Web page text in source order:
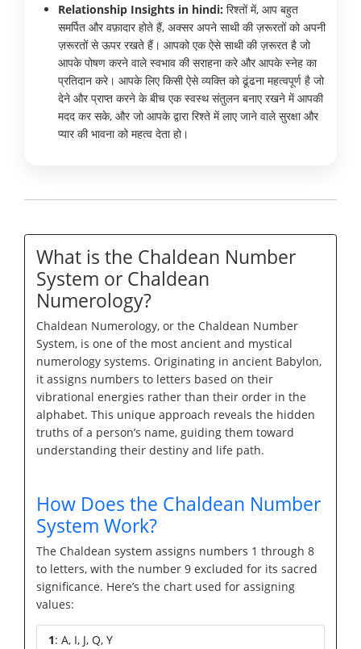
Relationship Insights in hindi: रिश्तों में, आप बहुत
समर्पित और वफ़ादार होते हैं, अक्सर अपने साथी की ज़रूरतों को अपनी
ज़रूरतों से ऊपर रखते हैं। आपको एक ऐसे साथी की ज़रूरत है जो
आपके पोषण करने वाले स्वभाव की सराहना करे और आपके स्नेह का
प्रतिदान करे। आपके लिए किसी ऐसे व्यक्ति को ढूंढना महत्वपूर्ण है जो
देने और प्राप्त करने के बीच एक स्वस्थ संतुलन बनाए रखने में आपकी
मदद कर सके, और जो आपके द्वारा रिश्ते में लाए जाने वाले सुरक्षा और
प्यार की भावना को महत्व देता हो।
What is the Chaldean Number
System or Chaldean
Numerology?
Chaldean Numerology, or the Chaldean Number
System, is one of the most ancient and mystical
numerology systems. Originating in ancient Babylon,
it assigns numbers to letters based on their
vibrational energies rather than their order in the
alphabet. This unique approach reveals the hidden
truths of a person’s name, guiding them toward
understanding their destiny and life path.
How Does the Chaldean Number
System Work?
The Chaldean system assigns numbers 1 through 8
to letters, with the number 9 excluded for its sacred
significance. Here’s the chart used for assigning
values:
1: A, I, J, Q, Y